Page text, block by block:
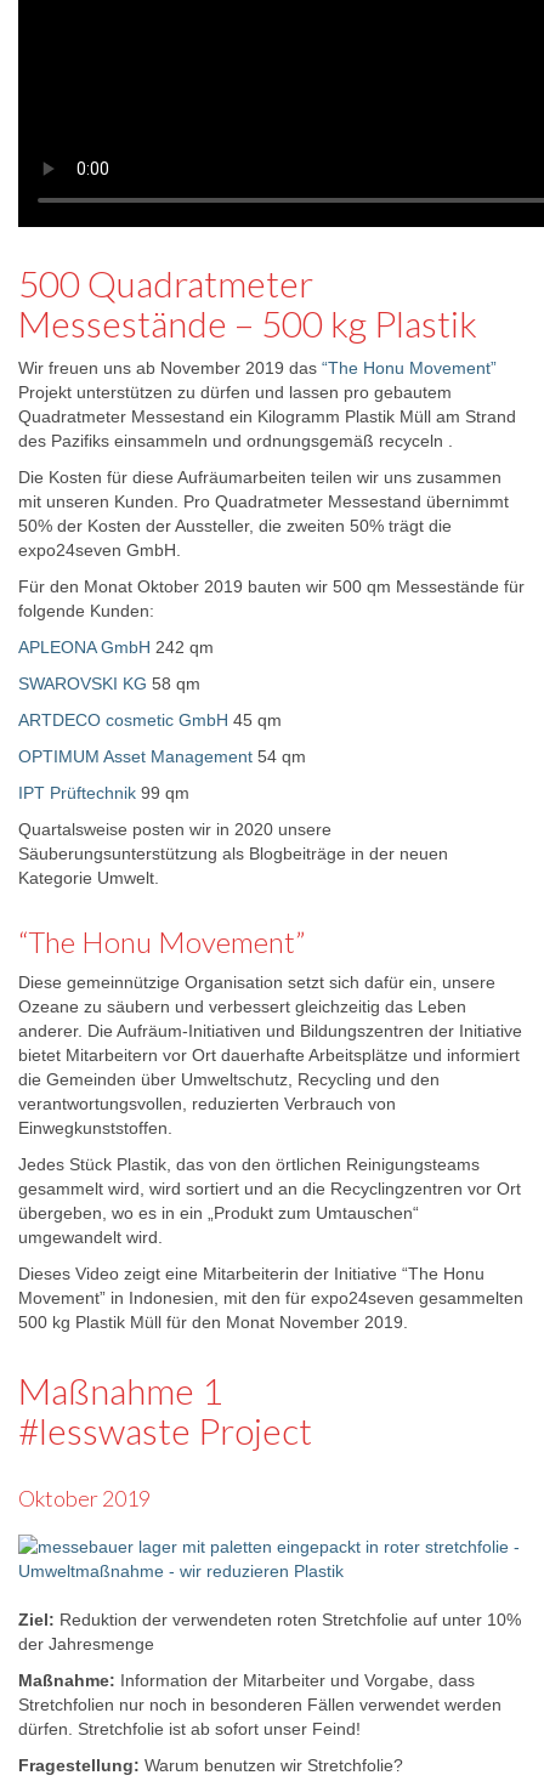
500 Quadratmeter
Messestände – 500 kg Plastik
Wir freuen uns ab November 2019 das “The Honu Movement”
Projekt unterstützen zu dürfen und lassen pro gebautem
Quadratmeter Messestand ein Kilogramm Plastik Müll am Strand
des Pazifiks einsammeln und ordnungsgemäß recyceln .
Die Kosten für diese Aufräumarbeiten teilen wir uns zusammen
mit unseren Kunden. Pro Quadratmeter Messestand übernimmt
50% der Kosten der Aussteller, die zweiten 50% trägt die
expo24seven GmbH.
Für den Monat Oktober 2019 bauten wir 500 qm Messestände für
folgende Kunden:
APLEONA GmbH 242 qm
SWAROVSKI KG 58 qm
ARTDECO cosmetic GmbH 45 qm
OPTIMUM Asset Management 54 qm
IPT Prüftechnik 99 qm
Quartalsweise posten wir in 2020 unsere
Säuberungsunterstützung als Blogbeiträge in der neuen
Kategorie Umwelt.
“The Honu Movement”
Diese gemeinnützige Organisation setzt sich dafür ein, unsere
Ozeane zu säubern und verbessert gleichzeitig das Leben
anderer. Die Aufräum-Initiativen und Bildungszentren der Initiative
bietet Mitarbeitern vor Ort dauerhafte Arbeitsplätze und informiert
die Gemeinden über Umweltschutz, Recycling und den
verantwortungsvollen, reduzierten Verbrauch von
Einwegkunststoffen.
Jedes Stück Plastik, das von den örtlichen Reinigungsteams
gesammelt wird, wird sortiert und an die Recyclingzentren vor Ort
übergeben, wo es in ein „Produkt zum Umtauschen“
umgewandelt wird.
Dieses Video zeigt eine Mitarbeiterin der Initiative “The Honu
Movement” in Indonesien, mit den für expo24seven gesammelten
500 kg Plastik Müll für den Monat November 2019.
Maßnahme 1
#lesswaste Project
Oktober 2019
Ziel: Reduktion der verwendeten roten Stretchfolie auf unter 10%
der Jahresmenge
Maßnahme: Information der Mitarbeiter und Vorgabe, dass
Stretchfolien nur noch in besonderen Fällen verwendet werden
dürfen. Stretchfolie ist ab sofort unser Feind!
Fragestellung: Warum benutzen wir Stretchfolie?